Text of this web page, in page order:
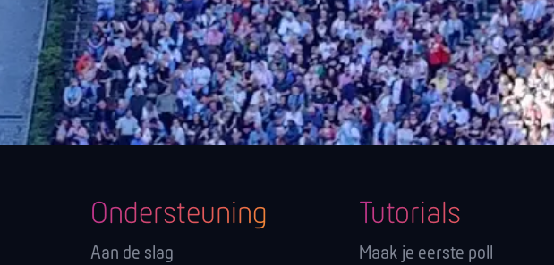
Ondersteuning
Aan de slag
Tutorials
Maak je eerste poll